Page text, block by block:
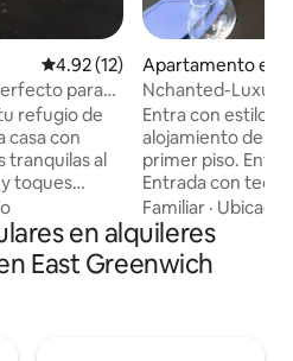
Calificación promedio: 4.92 de
4.92 (12)
para
refugio de
casa con
tranquilas al
toques
fines
a bodas y
Apartamento en
t Philadelphia
Nchanted-Luxury
aeropuerto con
Entra con estilo
alojamiento de 1
primer piso.
Entrada con
con sofá cama,
inteligente
cocina con
totalmente
Familiar ·
en alquileres
East Greenwich